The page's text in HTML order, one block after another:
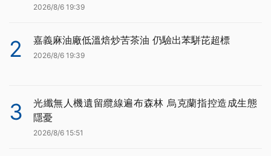
2026/8/6 19:39
2 嘉義麻油廠低溫焙炒苦茶油 仍驗出苯駢芘超標
2026/8/6 19:39
3
光纖無人機遺留纜線遍布森林 烏克蘭指控造成生態
隱憂
2026/8/6 15:51